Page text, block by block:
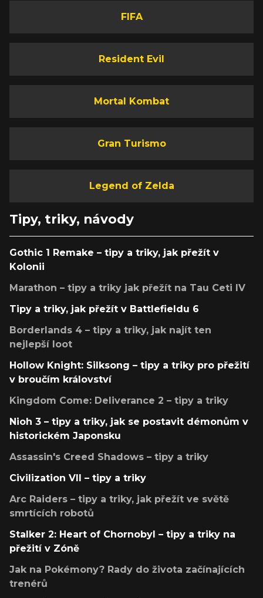
FIFA
Resident Evil
Mortal Kombat
Gran Turismo
Legend of Zelda
Tipy, triky, návody
Gothic 1 Remake – tipy a triky, jak přežít v
Kolonii
Marathon – tipy a triky jak přežít na Tau Ceti IV
Tipy a triky, jak přežít v Battlefieldu 6
Borderlands 4 – tipy a triky, jak najít ten
nejlepší loot
Hollow Knight: Silksong – tipy a triky pro přežití
v broučím království
Kingdom Come: Deliverance 2 – tipy a triky
Nioh 3 – tipy a triky, jak se postavit démonům v
historickém Japonsku
Assassin's Creed Shadows – tipy a triky
Civilization VII – tipy a triky
Arc Raiders – tipy a triky, jak přežít ve světě
smrtících robotů
Stalker 2: Heart of Chornobyl – tipy a triky na
přežití v Zóně
Jak na Pokémony? Rady do života začínajících
trenérů